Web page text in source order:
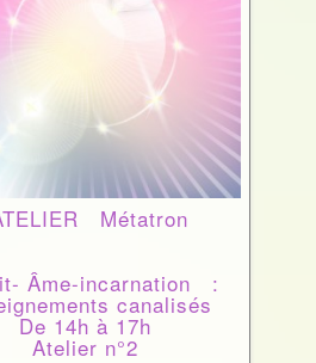
Métatron
Âme-incarnation :
canalisés
De 14h à 17h
Atelier n°2